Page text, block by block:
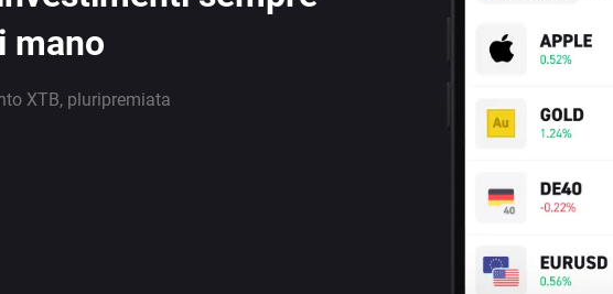
mano
XTB, pluripremiata